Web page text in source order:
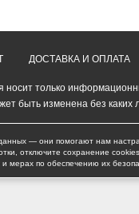
ДОСТАВКА И ОПЛАТА
только
быть изменена без каких
— они помогают нам
отключите сохранение
мерах по обеспечению их